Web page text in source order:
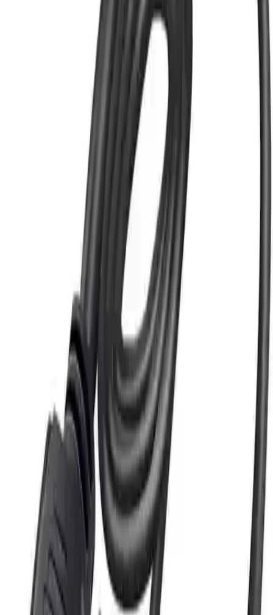
1 adet VGA to HDMI çevirici kablo
1 adet mikro USB güç kablosu
Kullanıcı Yorumları ve Değerlendirmeler
Ürüne ilişkin kullanıcı geri bildirimleri, genel olarak olumlu bir tablo
çiziyor. Kullanıcıların çoğu, yüksek görüntü kalitesi ve ses iletimi
konusunda memnun. Özellikle, "Görüntü gayet güzel ve kaliteli ses
de veriyor" şeklinde geri bildirimler öne çıkıyor. Buna karşın, bazı
kullanıcılar, bağlantı noktalarında malzeme kalitesi ile ilgili
endişelerini dile getiriyor.
Görüntü kalitesi:
Net ve yüksek çözünürlüklü görüntü
Ses çıkışı da oldukça tatmin edici.
Kullanım kolaylığı:
Bağlantı ve kurulum aşamaları basit ve
Olumsuz Yönler ve Dikkat Edilmesi Gerekenler
Malzeme kalitesi:
Bağlantı noktalarının plastik yerine metal
olması, dayanıklılığı artırabilir.
Görüntü kalitesi:
Bazı kullanıcılar, görüntüde çizgiler ve
netlik sorunları yaşadıklarını belirtiyor.
Bağlantı sorunları:
Ekran ayarları veya bağlantı sırasında
oluşabilecek sorunlar, kullanıcı deneyimini etkileyebilir.
Ürünün Avantajları ve Kullanım Alanları
Bu adaptör, özellikle eski cihazları yeni ekranlara bağlamak
isteyenler için ideal bir çözümdür. Sunmuş olduğu yüksek görüntü
ve ses kalitesi sayesinde, profesyonel sunumlar, ev eğlencesi ve
endüstriyel uygulamalarda kullanım imkanı sunar. Ayrıca, kompakt
yapısı sayesinde taşınabilirlik de oldukça yüksektir.
Teknik Uygunluk ve Performans
Görüntü ve ses sinyallerinin bozulmadan aktarımı.
Kolay bağlantı ve hızlı kuruluma olanak sağlayan tasarım.
Çeşitli cihazlar ve ortamlar için uygunluk.
Kullanıcı Deneyimi ve Memnuniyet